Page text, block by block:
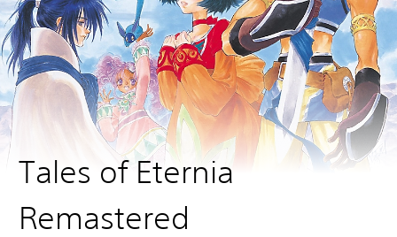
Tales of Eternia
Remastered